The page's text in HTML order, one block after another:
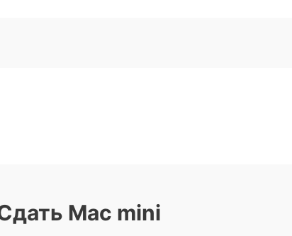
Mac mini